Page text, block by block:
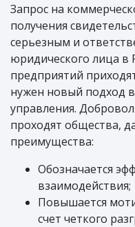
Запрос на
получения
серьезным и
юридического лица в
предприятий
нужен новый подход
управления.
проходят общества,
преимущества:
Обозначается
взаимодействия;
Повышается
счет четкого